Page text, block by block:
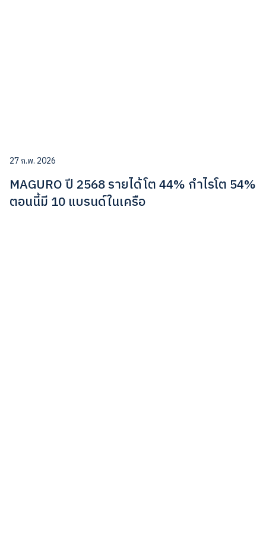
27 ก.พ. 2026
MAGURO ปี 2568 รายได้โต 44% กำไรโต 54%
ตอนนี้มี 10 แบรนด์ในเครือ